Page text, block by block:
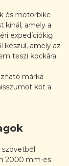
és motorbike-
kínál, amely a
expedíciókig
készül, amely az
teszi kockára
márka
köt a
2000 mm-es